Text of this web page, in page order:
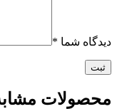
دیدگاه شما *
محصولات